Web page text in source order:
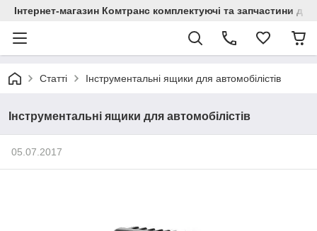
Інтернет-магазин Комтранс комплектуючі та запчастини
Статті Інструментальні ящики для автомобілістів
Інструментальні ящики для автомобілістів
05.07.2017